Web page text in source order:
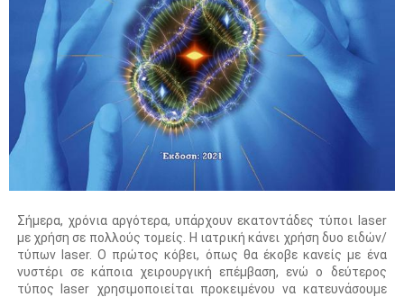
Σήμερα, χρόνια αργότερα, υπάρχουν εκατοντάδες τύποι laser
με χρήση σε πολλούς τομείς. Η ιατρική κάνει χρήση δυο ειδών/
τύπων laser. Ο πρώτος κόβει, όπως θα έκοβε κανείς με ένα
νυστέρι σε κάποια χειρουργική επέμβαση, ενώ ο δεύτερος
τύπος laser χρησιμοποιείται προκειμένου να κατευνάσουμε